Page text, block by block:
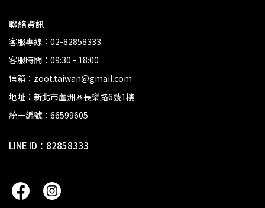
聯絡資訊
客服專線：02-82858333
客服時間：09:30 - 18:00
信箱：zoot.taiwan@gmail.com
地址：新北市蘆洲區長樂路6號1樓
統一編號：66599605
LINE ID：82858333